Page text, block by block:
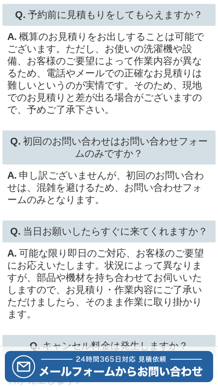
予約前に見積もりをしてもらえますか？
概算のお見積りをお出しすることは可能で
ございます。ただし、お使いの洗濯機や設
備、お客様のご要望によって作業内容が異な
るため、電話やメールでの正確なお見積りは
難しいというのが実情です。そのため、現地
でのお見積りと差が出る場合がございますの
で、予めご了承下さい。
初回のお問い合わせはお問い合わせフォー
ムのみですか？
申し訳ございませんが、初回のお問い合わ
せは、混雑を避けるため、お問い合わせフォ
ームのみとなります。
当日お願いしたらすぐに来てくれますか？
可能な限り即日のご対応、お客様のご要望
にお応えいたします。状況によって異なりま
すが、部品や機材を持ち合わせてお伺いいた
しますので、お見積り・作業内容にご了承い
ただけましたら、そのまま作業に取り掛かり
ます。
キャンセル料金は発生しますか？
出張予約確定後のキャンセルはキャンセル
料が発生します。